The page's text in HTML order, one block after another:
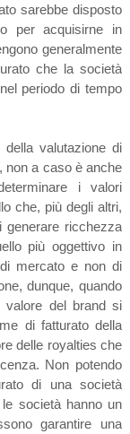
sarebbe disposto
per acquisirne in
generalmente
che la società
periodo di tempo
valutazione di
non a caso è anche
i valori
che, più degli altri,
generare ricchezza
più oggettivo in
mercato e non di
dunque, quando
valore del brand si
di fatturato della
delle royalties che
Non potendo
di una società
società hanno un
garantire una